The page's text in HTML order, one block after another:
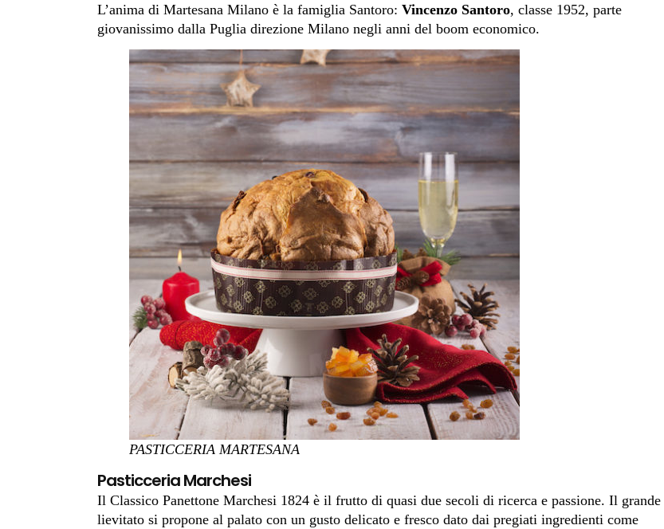
L’anima di Martesana Milano è la famiglia Santoro: Vincenzo Santoro, classe 1952, parte
giovanissimo dalla Puglia direzione Milano negli anni del boom economico.
PASTICCERIA MARTESANA
Pasticceria Marchesi
Il Classico Panettone Marchesi 1824 è il frutto di quasi due secoli di ricerca e passione. Il grande
lievitato si propone al palato con un gusto delicato e fresco dato dai pregiati ingredienti come